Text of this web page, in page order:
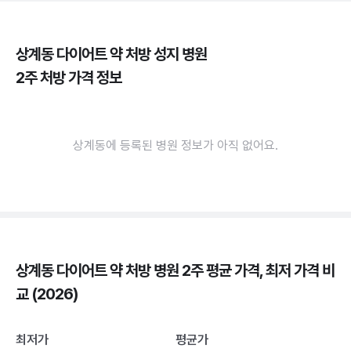
상계동 다이어트 약 처방 성지 병원
2주 처방 가격 정보
상계동에 등록된 병원 정보가 아직 없어요.
상계동 다이어트 약 처방 병원 2주 평균 가격, 최저 가격 비
교 (2026)
최저가 평균가